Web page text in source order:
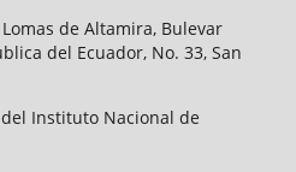
de Altamira, Bulevar
del Ecuador, No. 33, San
Instituto Nacional de